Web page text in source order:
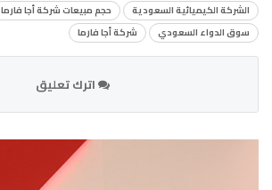
الشركة الكيميائية السعودية
حجم مبيعات شركة أجا فارما
سوق الدواء السعودي
شركة أجا فارما
اترك تعليق